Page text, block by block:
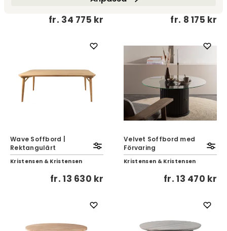
fr. 34 775 kr
Kristensen & Kristensen
fr. 8 175 kr
Wave Soffbord |
Rektangulärt
Kristensen & Kristensen
fr.13 630 kr
Velvet Soffbord med
Förvaring
Kristensen & Kristensen
fr.13 470 kr